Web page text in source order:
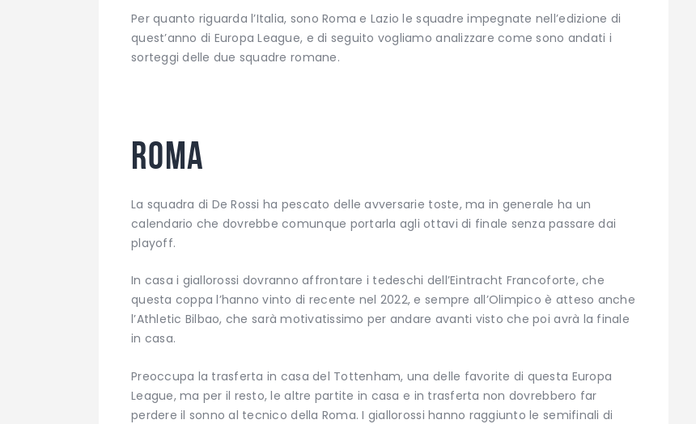
Per quanto riguarda l’Italia, sono Roma e Lazio le squadre impegnate nell’edizione di
quest’anno di Europa League, e di seguito vogliamo analizzare come sono andati i
sorteggi delle due squadre romane.
Roma
La squadra di De Rossi ha pescato delle avversarie toste, ma in generale ha un
calendario che dovrebbe comunque portarla agli ottavi di finale senza passare dai
playoff.
In casa i giallorossi dovranno affrontare i tedeschi dell’Eintracht Francoforte, che
questa coppa l’hanno vinto di recente nel 2022, e sempre all’Olimpico è atteso anche
l’Athletic Bilbao, che sarà motivatissimo per andare avanti visto che poi avrà la finale
in casa.
Preoccupa la trasferta in casa del Tottenham, una delle favorite di questa Europa
League, ma per il resto, le altre partite in casa e in trasferta non dovrebbero far
perdere il sonno al tecnico della Roma. I giallorossi hanno raggiunto le semifinali di